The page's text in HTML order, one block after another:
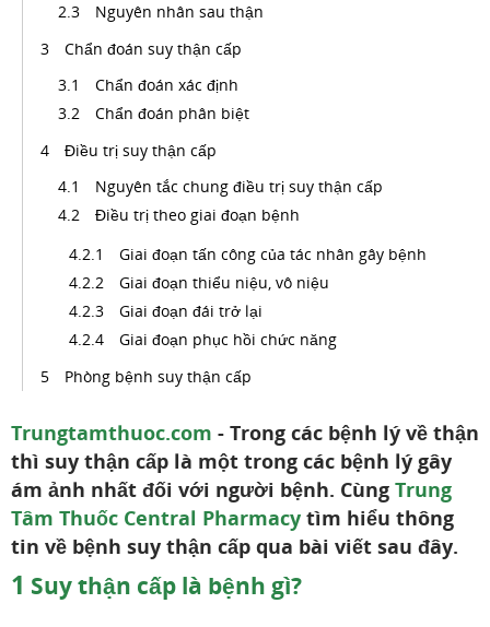
Nguyên nhân sau thận
Chẩn đoán suy thận cấp
Chẩn đoán xác định
Chẩn đoán phân biệt
Điều trị suy thận cấp
Nguyên tắc chung điều trị suy thận cấp
Điều trị theo giai đoạn bệnh
Giai đoạn tấn công của tác nhân gây bệnh
Giai đoạn thiểu niệu, vô niệu
Giai đoạn đái trở lại
Giai đoạn phục hồi chức năng
Phòng bệnh suy thận cấp
Trungtamthuoc.com - Trong các bệnh lý về thận
thì suy thận cấp là một trong các bệnh lý gây
ám ảnh nhất đối với người bệnh. Cùng Trung
Tâm Thuốc Central Pharmacy tìm hiểu thông
tin về bệnh suy thận cấp qua bài viết sau đây.
1 Suy thận cấp là bệnh gì?